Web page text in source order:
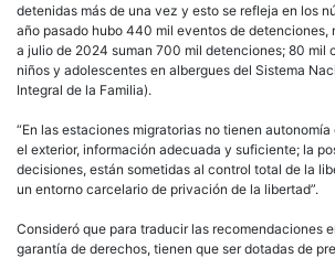
detenidas más de una vez y esto se refleja en los
año pasado hubo 440 mil eventos de detenciones,
a julio de 2024 suman 700 mil detenciones; 80 mil
niños y adolescentes en albergues del Sistema
Integral de la Familia).
“En las estaciones migratorias no tienen
el exterior, información adecuada y suficiente; la
decisiones, están sometidas al control total de la
un entorno carcelario de privación de la libertad”.
Consideró que para traducir las recomendaciones
garantía de derechos, tienen que ser dotadas de